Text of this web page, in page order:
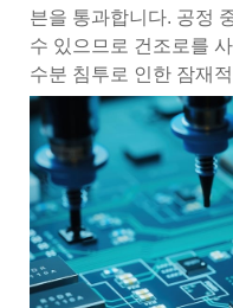
븐을 통과합니다. 공정
수 있으므로 건조로를
수분 침투로 인한 잠재